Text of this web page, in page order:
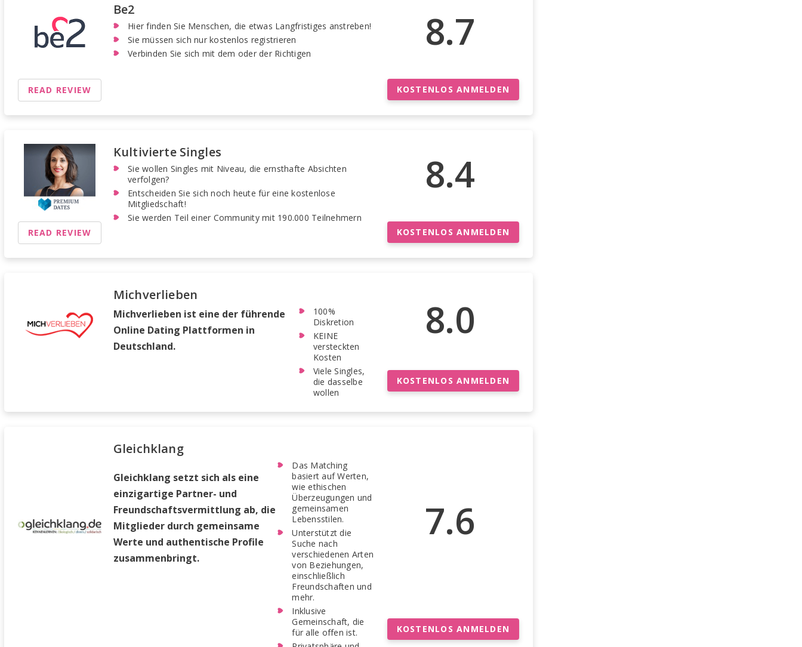
8.7
Be2
Hier finden Sie Menschen, die etwas Langfristiges anstreben!
Sie müssen sich nur kostenlos registrieren
Verbinden Sie sich mit dem oder der Richtigen
READ REVIEW KOSTENLOS ANMELDEN
8.4
Kultivierte Singles
Sie wollen Singles mit Niveau, die ernsthafte Absichten
verfolgen?
Entscheiden Sie sich noch heute für eine kostenlose
Mitgliedschaft!
Sie werden Teil einer Community mit 190.000 Teilnehmern
READ REVIEW
KOSTENLOS ANMELDEN
8.0
Michverlieben
Michverlieben ist eine der führende
Online Dating Plattformen in
Deutschland.
100%
Diskretion
KEINE
versteckten
Kosten
Viele Singles,
die dasselbe
wollen
KOSTENLOS ANMELDEN
7.6
Gleichklang
Gleichklang setzt sich als eine
einzigartige Partner- und
Freundschaftsvermittlung ab, die
Mitglieder durch gemeinsame
Werte und authentische Profile
zusammenbringt.
Das Matching
basiert auf Werten,
wie ethischen
Überzeugungen und
gemeinsamen
Lebensstilen.
Unterstützt die
Suche nach
verschiedenen Arten
von Beziehungen,
einschließlich
Freundschaften und
mehr.
Inklusive
Gemeinschaft, die
für alle offen ist.
KOSTENLOS ANMELDEN